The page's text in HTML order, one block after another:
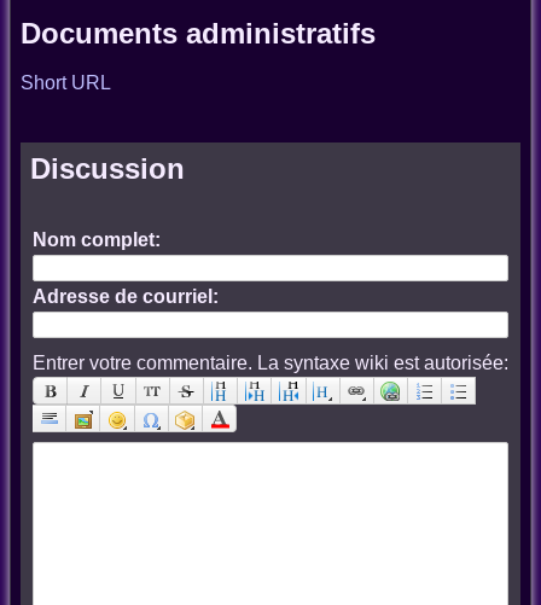
Documents administratifs
Short URL
Discussion
Nom complet:
Adresse de courriel:
Entrer votre commentaire. La syntaxe wiki est autorisée: